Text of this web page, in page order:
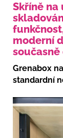
Skříně
moderní
Grenabox
standardní